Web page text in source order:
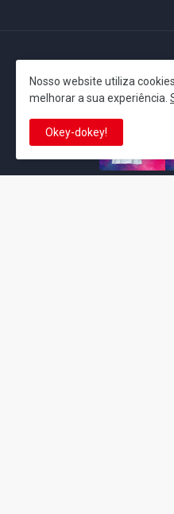
Nosso website utiliza
melhorar a sua experiência.
Okey-dokey!